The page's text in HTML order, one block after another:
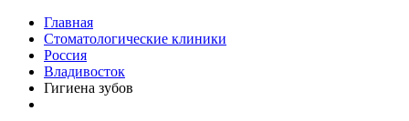
Главная
Стоматологические клиники
Россия
Владивосток
Гигиена зубов